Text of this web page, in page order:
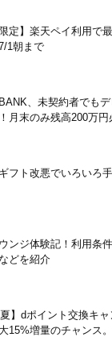
15%増量のチャンス
金の引かれ方は？
ないとき試して欲し
！〜5/10
大400nanacoポイント
限定】楽天ペイ利用で
1朝まで
、未契約者でも
月末のみ残高200万円
フト改悪でいろいろ
ンジ体験記！利用条
どを紹介
夏】dポイント交換キ
15%増量のチャンス